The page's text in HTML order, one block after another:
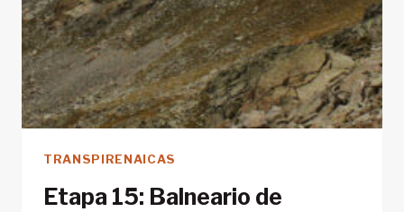
TRANSPIRENAICAS
Etapa 15: Balneario de